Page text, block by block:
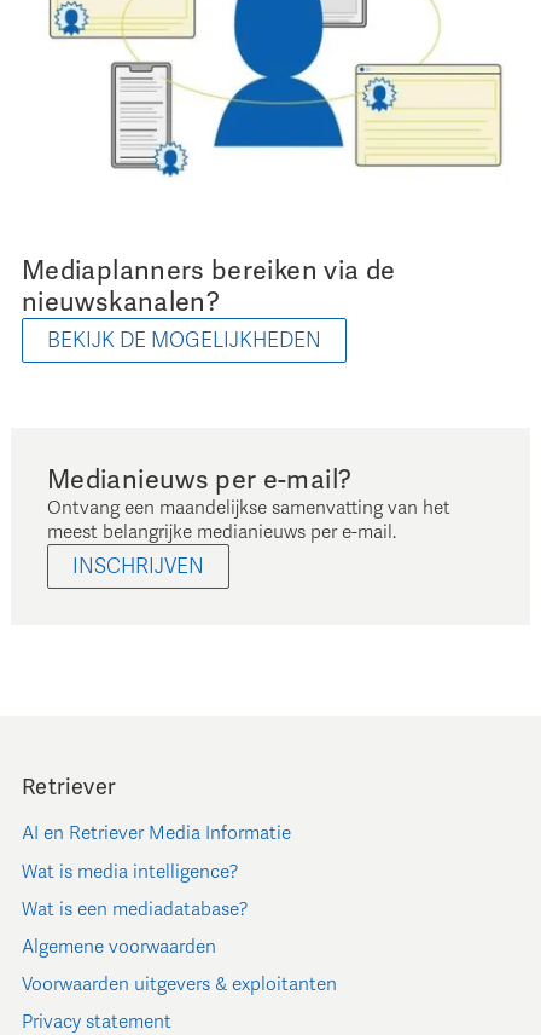
Mediaplanners bereiken via de
nieuwskanalen?
BEKIJK DE MOGELIJKHEDEN
Medianieuws per e-mail?
Ontvang een maandelijkse samenvatting van het
meest belangrijke medianieuws per e-mail.
INSCHRIJVEN
Retriever
AI en Retriever Media Informatie
Wat is media intelligence?
Wat is een mediadatabase?
Algemene voorwaarden
Voorwaarden uitgevers & exploitanten
Privacy statement